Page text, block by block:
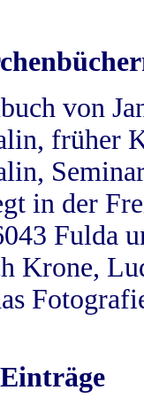
von
früher
in der
Fulda
Krone,